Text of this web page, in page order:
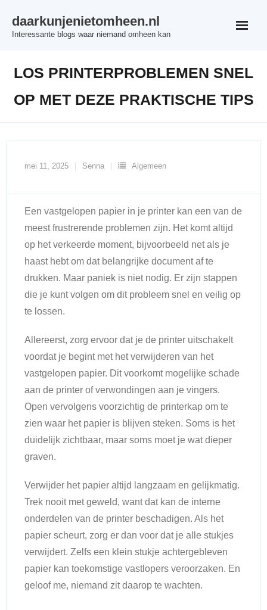
daarkunjenietomheen.nl
Interessante blogs waar niemand omheen kan
LOS PRINTERPROBLEMEN SNEL
OP MET DEZE PRAKTISCHE TIPS
mei 11, 2025 Senna Algemeen
Een vastgelopen papier in je printer kan een van de
meest frustrerende problemen zijn. Het komt altijd
op het verkeerde moment, bijvoorbeeld net als je
haast hebt om dat belangrijke document af te
drukken. Maar paniek is niet nodig. Er zijn stappen
die je kunt volgen om dit probleem snel en veilig op
te lossen.
Allereerst, zorg ervoor dat je de printer uitschakelt
voordat je begint met het verwijderen van het
vastgelopen papier. Dit voorkomt mogelijke schade
aan de printer of verwondingen aan je vingers.
Open vervolgens voorzichtig de printerkap om te
zien waar het papier is blijven steken. Soms is het
duidelijk zichtbaar, maar soms moet je wat dieper
graven.
Verwijder het papier altijd langzaam en gelijkmatig.
Trek nooit met geweld, want dat kan de interne
onderdelen van de printer beschadigen. Als het
papier scheurt, zorg er dan voor dat je alle stukjes
verwijdert. Zelfs een klein stukje achtergebleven
papier kan toekomstige vastlopers veroorzaken. En
geloof me, niemand zit daarop te wachten.